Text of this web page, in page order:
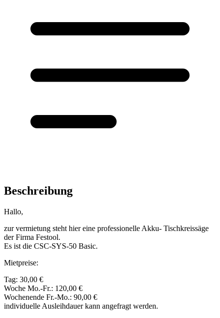
Beschreibung
Hallo,
zur vermietung steht hier eine professionelle Akku- Tischkreissäge
der Firma Festool.
Es ist die CSC-SYS-50 Basic.
Mietpreise:
Tag: 30,00 €
Woche Mo.-Fr.: 120,00 €
Wochenende Fr.-Mo.: 90,00 €
individuelle Ausleihdauer kann angefragt werden.